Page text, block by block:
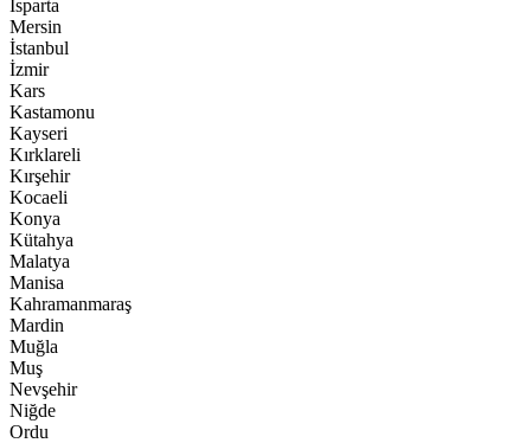
Isparta
Mersin
İstanbul
İzmir
Kars
Kastamonu
Kayseri
Kırklareli
Kırşehir
Kocaeli
Konya
Kütahya
Malatya
Manisa
Kahramanmaraş
Mardin
Muğla
Muş
Nevşehir
Niğde
Ordu